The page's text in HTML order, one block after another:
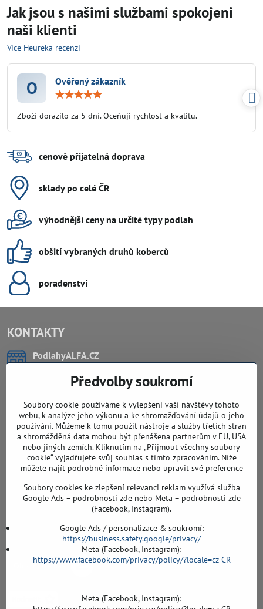
Jak jsou s našimi službami spokojeni
naši klienti
Více Heureka recenzí
O Ověřený zákazník
5
Zboží dorazilo za 5 dní. Oceňuji rychlost a kvalitu.
cenově přijatelná doprava
sklady po celé ČR
výhodnější ceny na určité typy podlah
obšití vybraných druhů koberců
poradenství
KONTAKTY
PodlahyALFA​.CZ
Záříčí, ev.č. 54
768 11 Chropyně
DIČ: CZ8103114129
Sklad, vzorkovna PO TELEFONICKÉ DOMLUVĚ
Záříčí ev. č. 54
768 11 Chropyně
608 855 055
podlahyALFA​@seznam​.cz
Předvolby soukromí
Soubory cookie používáme k vylepšení vaší návštěvy tohoto
webu, k analýze jeho výkonu a ke shromažďování údajů o jeho
používání. Můžeme k tomu použít nástroje a služby třetích stran
a shromážděná data mohou být přenášena partnerům v EU, USA
nebo jiných zemích. Kliknutím na „Přijmout všechny soubory
cookie“ vyjadřujete svůj souhlas s tímto zpracováním. Níže
můžete najít podrobné informace nebo upravit své preference
Soubory cookies ke zlepšení relevanci reklam využívá služba
Google Ads – podrobnosti zde nebo Meta – podrobnosti zde
(Facebook, Instagram).
Google Ads / personalizace & soukromí:
https://business.safety.google/privacy/
Meta (Facebook, Instagram):
https://www.facebook.com/privacy/policy/?locale=cz-CR
Meta (Facebook, Instagram):